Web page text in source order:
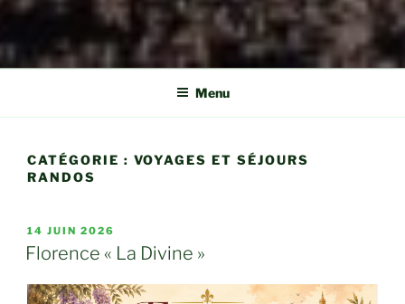
Menu
CATÉGORIE : VOYAGES ET SÉJOURS
RANDOS
PUBLIÉ
LE
14 JUIN 2026
Florence « La Divine »